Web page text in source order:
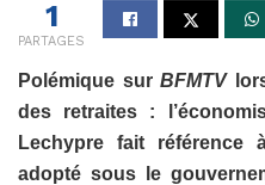
1
PARTAGES
Polémique surBFMTV
des retraites :
Lechypre fait
adopté sous le